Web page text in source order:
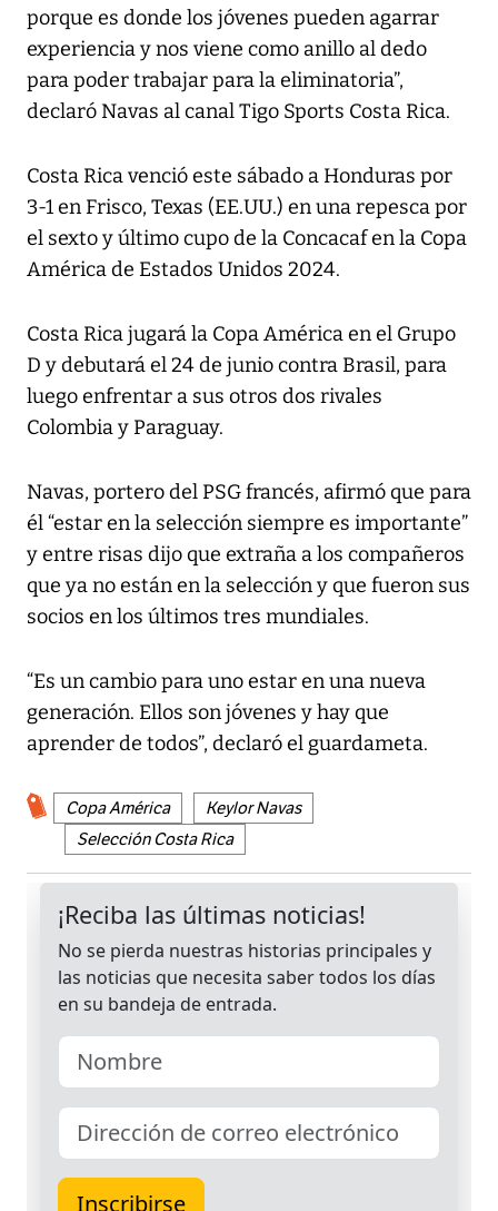
porque es donde los jóvenes pueden agarrar
experiencia y nos viene como anillo al dedo
para poder trabajar para la eliminatoria”,
declaró Navas al canal Tigo Sports Costa Rica.
Costa Rica venció este sábado a Honduras por
3-1 en Frisco, Texas (EE.UU.) en una repesca por
el sexto y último cupo de la Concacaf en la Copa
América de Estados Unidos 2024.
Costa Rica jugará la Copa América en el Grupo
D y debutará el 24 de junio contra Brasil, para
luego enfrentar a sus otros dos rivales
Colombia y Paraguay.
Navas, portero del PSG francés, afirmó que para
él “estar en la selección siempre es importante”
y entre risas dijo que extraña a los compañeros
que ya no están en la selección y que fueron sus
socios en los últimos tres mundiales.
“Es un cambio para uno estar en una nueva
generación. Ellos son jóvenes y hay que
aprender de todos”, declaró el guardameta.
Copa América
Keylor Navas
Selección Costa Rica